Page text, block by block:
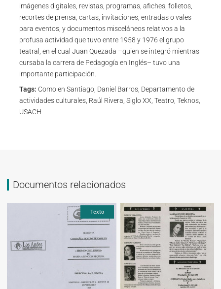
imágenes digitales, revistas, programas, afiches, folletos,
recortes de prensa, cartas, invitaciones, entradas o vales
para eventos, y documentos misceláneos relativos a la
profusa actividad que tuvo entre 1958 y 1976 el grupo
teatral, en el cual Juan Quezada –quien se integró mientras
cursaba la carrera de Pedagogía en Inglés– tuvo una
importante participación.
Tags: Como en Santiago, Daniel Barros, Departamento de
actividades culturales, Raúl Rivera, Siglo XX, Teatro, Teknos,
USACH
Documentos relacionados
Texto